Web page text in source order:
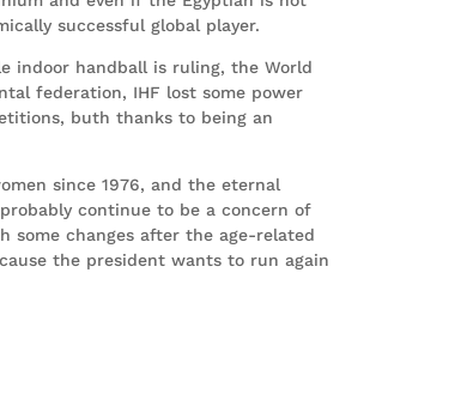
successful global player.
indoor handball is ruling, the World
federation, IHF lost some power
buth thanks to being an
since 1976, and the eternal
continue to be a concern of
some changes after the age-related
the president wants to run again